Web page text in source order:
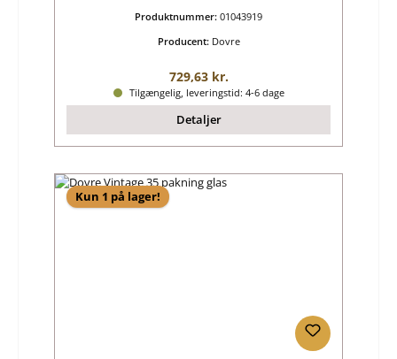
Produktnummer: 01043919
Producent: Dovre
Almindelig pris:
729,63 kr.
Tilgængelig, leveringstid: 4-6 dage
Detaljer
Kun 1 på lager!